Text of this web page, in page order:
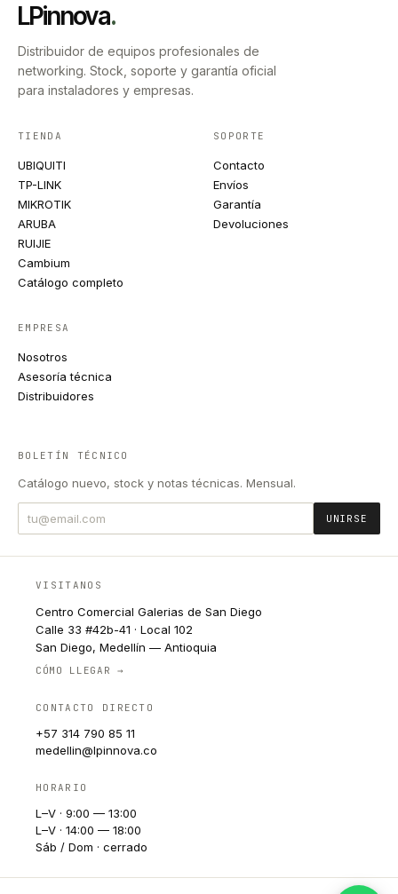
LPinnova.
Distribuidor de equipos profesionales de
networking. Stock, soporte y garantía oficial
para instaladores y empresas.
TIENDA
UBIQUITI
TP-LINK
MIKROTIK
ARUBA
RUIJIE
Cambium
Catálogo completo
SOPORTE
Contacto
Envíos
Garantía
Devoluciones
EMPRESA
Nosotros
Asesoría técnica
Distribuidores
BOLETÍN TÉCNICO
Catálogo nuevo, stock y notas técnicas. Mensual.
UNIRSE
VISITANOS
Centro Comercial Galerias de San Diego
Calle 33 #42b-41 · Local 102
San Diego, Medellín — Antioquia
CÓMO LLEGAR →
CONTACTO DIRECTO
+57 314 790 85 11
medellin@lpinnova.co
HORARIO
L–V · 9:00 — 13:00
L–V · 14:00 — 18:00
Sáb / Dom · cerrado